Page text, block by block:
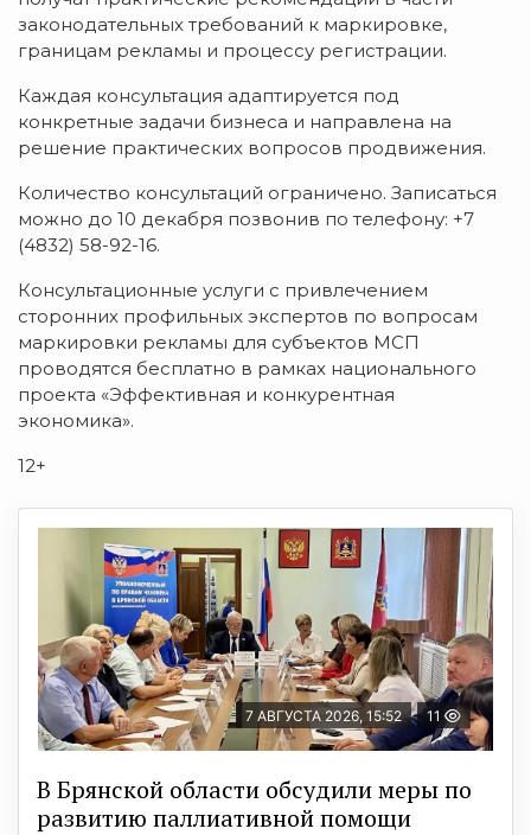
законодательных требований к маркировке,
границам рекламы и процессу регистрации.
Каждая консультация адаптируется под
конкретные задачи бизнеса и направлена на
решение практических вопросов продвижения.
Количество консультаций ограничено. Записаться
можно до 10 декабря позвонив по телефону: +7
(4832) 58-92-16.
Консультационные услуги с привлечением
сторонних профильных экспертов по вопросам
маркировки рекламы для субъектов МСП
проводятся бесплатно в рамках национального
проекта «Эффективная и конкурентная
экономика».
12+
7 АВГУСТА 2026, 15:52 11
В Брянской области обсудили меры по
развитию паллиативной помощи